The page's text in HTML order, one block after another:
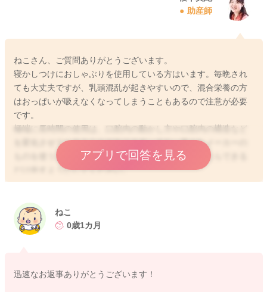
助産師
ねこさん、ご質問ありがとうございます。
寝かしつけにおしゃぶりを使用している方はいます。毎晩され
ても大丈夫ですが、乳頭混乱が起きやすいので、混合栄養の方
はおっぱいが吸えなくなってしまうこともあるので注意が必要
です。
極端に長時間の使用は、口腔内の動かし方や口腔内の構造など
を変化させてしまうことがあります。また、色々なメーカーの
ものを使うと、乳頭混乱が起きることもあり、眠ったらできる
だけ外すようにしてください。
少しでも参考になれば幸いです。
アプリで回答を見る
ねこ
0歳1カ月
迅速なお返事ありがとうございます！